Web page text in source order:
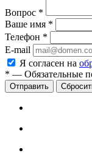
Вопрос *
Ваше имя *
Телефон *
E-mail
Я согласен на
* — Обязательные